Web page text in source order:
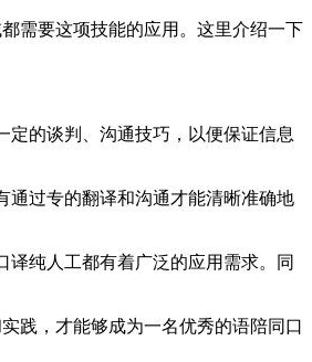
需要这项技能的应用。这里介绍一下
的谈判、沟通技巧，以便保证信息
过专的翻译和沟通才能清晰准确地
纯人工都有着广泛的应用需求。同
践，才能够成为一名优秀的语陪同口